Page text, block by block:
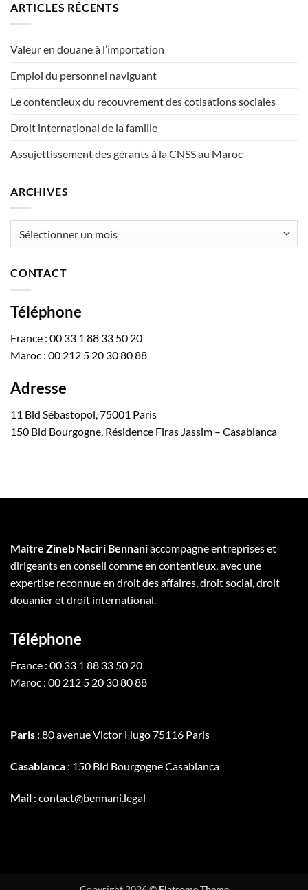
ARTICLES RÉCENTS
Valeur en douane à l’importation
Emploi du personnel naviguant
Le contentieux du recouvrement des cotisations sociales
Droit international de la famille
Assujettissement des gérants à la CNSS au Maroc
ARCHIVES
CONTACT
Téléphone
France : 00 33 1 88 33 50 20
Maroc : 00 212 5 20 30 80 88
Adresse
11 Bld Sébastopol, 75001 Paris
150 Bld Bourgogne, Résidence Firas Jassim – Casablanca
Maître Zineb Naciri Bennaniaccompagne entreprises et
dirigeants en conseil comme en contentieux, avec une
expertise reconnue en droit des affaires, droit social, droit
douanier et droit international.
Téléphone
France : 00 33 1 88 33 50 20
Maroc : 00 212 5 20 30 80 88
Paris : 80 avenue Victor Hugo 75116 Paris
Casablanca : 150 Bld Bourgogne Casablanca
Mail : contact@bennani.legal